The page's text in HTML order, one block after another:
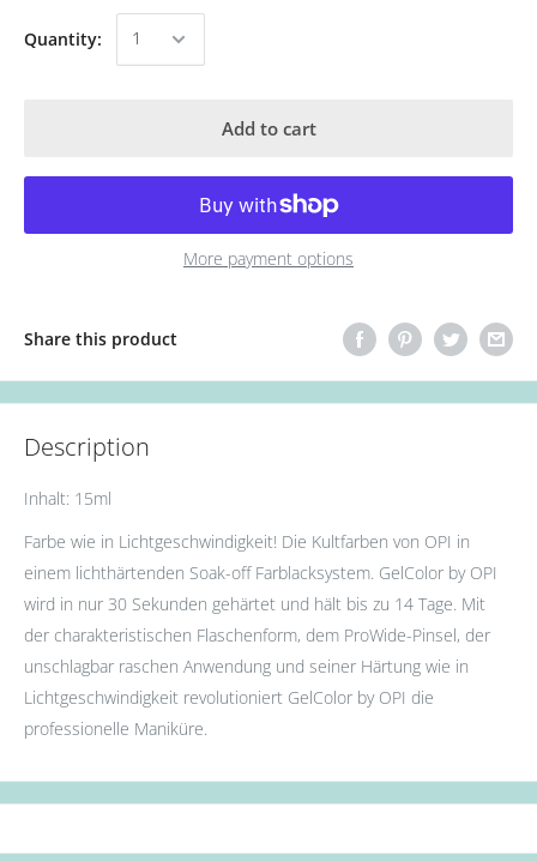
Quantity:
Add to cart
More payment options
Share this product
Description
Inhalt: 15ml
Farbe wie in Lichtgeschwindigkeit! Die Kultfarben von OPI in
einem lichthärtenden Soak-off Farblacksystem. GelColor by OPI
wird in nur 30 Sekunden gehärtet und hält bis zu 14 Tage. Mit
der charakteristischen Flaschenform, dem ProWide-Pinsel, der
unschlagbar raschen Anwendung und seiner Härtung wie in
Lichtgeschwindigkeit revolutioniert GelColor by OPI die
professionelle Maniküre.